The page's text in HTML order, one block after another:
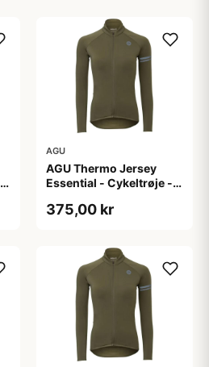
AGU
AGU Thermo Jersey
Essential - Cykeltrøje -
M
375,00 kr